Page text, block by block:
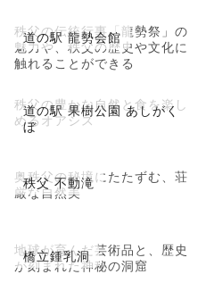
道の駅 龍勢会館
秩父の伝統行事「龍勢祭」の
魅力や、秩父の歴史や文化に
触れることができる
道の駅 果樹公園 あしがく
ぼ
秩父の豊かな自然と食を楽し
めるオアシス
秩父 不動滝
奥秩父の秘境にたたずむ、荘
厳な自然美
橋立鍾乳洞
地球が育んだ芸術品と、歴史
が刻まれた神秘の洞窟